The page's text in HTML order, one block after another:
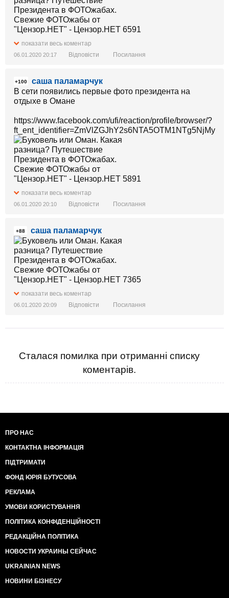
показати весь коментар
06.01.2020 20:17 Відповісти Посилання
+100
саша паламарчук
В сети появились первые фото президента на
отдыхе в Омане
https://www.facebook.com/ufi/reaction/profile/browser/?
показати весь коментар
06.01.2020 20:10 Відповісти Посилання
+88 саша паламарчук
показати весь коментар
06.01.2020 20:09 Відповісти Посилання
Сталася помилка при отриманні списку
коментарів.
ПРО НАС
КОНТАКТНА ІНФОРМАЦІЯ
ПІДТРИМАТИ
ФОНД ЮРІЯ БУТУСОВА
РЕКЛАМА
УМОВИ КОРИСТУВАННЯ
ПОЛІТИКА КОНФІДЕНЦІЙНОСТІ
РЕДАКЦІЙНА ПОЛІТИКА
НОВОСТИ УКРАИНЫ СЕЙЧАС
UKRAINIAN NEWS
НОВИНИ БІЗНЕСУ